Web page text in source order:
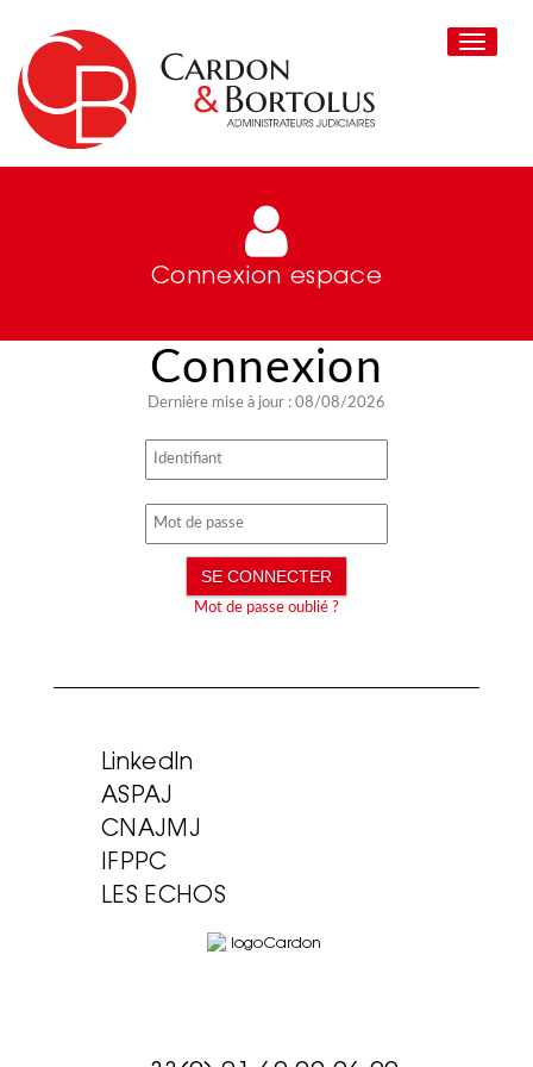
Toggle
Connexion espace
Dernière mise à jour : 08/08/2026
Mot de passe oublié ?
LinkedIn
ASPAJ
CNAJMJ
IFPPC
LES ECHOS